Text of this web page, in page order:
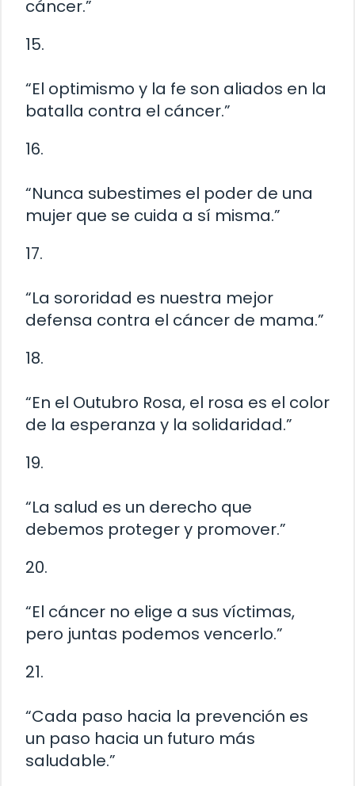
cáncer.”
15.
“El optimismo y la fe son aliados en la
batalla contra el cáncer.”
16.
“Nunca subestimes el poder de una
mujer que se cuida a sí misma.”
17.
“La sororidad es nuestra mejor
defensa contra el cáncer de mama.”
18.
“En el Outubro Rosa, el rosa es el color
de la esperanza y la solidaridad.”
19.
“La salud es un derecho que
debemos proteger y promover.”
20.
“El cáncer no elige a sus víctimas,
pero juntas podemos vencerlo.”
21.
“Cada paso hacia la prevención es
un paso hacia un futuro más
saludable.”